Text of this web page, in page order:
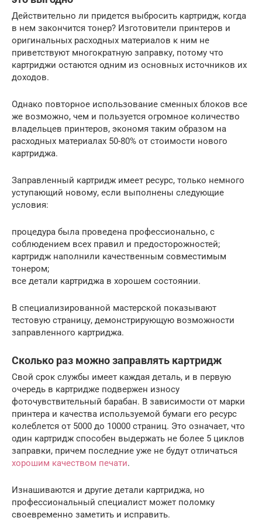
Действительно ли придется выбросить картридж, когда
в нем закончится тонер? Изготовители принтеров и
оригинальных расходных материалов к ним не
приветствуют многократную заправку, потому что
картриджи остаются одним из основных источников их
доходов.
Однако повторное использование сменных блоков все
же возможно, чем и пользуется огромное количество
владельцев принтеров, экономя таким образом на
расходных материалах 50-80% от стоимости нового
картриджа.
Заправленный картридж имеет ресурс, только немного
уступающий новому, если выполнены следующие
условия:
процедура была проведена профессионально, с
соблюдением всех правил и предосторожностей;
картридж наполнили качественным совместимым
тонером;
все детали картриджа в хорошем состоянии.
В специализированной мастерской показывают
тестовую страницу, демонстрирующую возможности
заправленного картриджа.
Сколько раз можно заправлять картридж
Свой срок службы имеет каждая деталь, и в первую
очередь в картридже подвержен износу
фоточувствительный барабан. В зависимости от марки
принтера и качества используемой бумаги его ресурс
колеблется от 5000 до 10000 страниц. Это означает, что
один картридж способен выдержать не более 5 циклов
заправки, причем последние уже не будут отличаться
хорошим качеством печати.
Изнашиваются и другие детали картриджа, но
профессиональный специалист может поломку
своевременно заметить и исправить.